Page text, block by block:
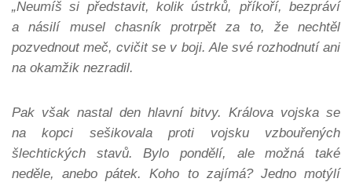
„Neumíš si představit, kolik ústrků, příkoří, bezpráví
a násilí musel chasník protrpět za to, že nechtěl
pozvednout meč, cvičit se v boji. Ale své rozhodnutí ani
na okamžik nezradil.
Pak však nastal den hlavní bitvy. Králova vojska se
na kopci sešikovala proti vojsku vzbouřených
šlechtických stavů. Bylo pondělí, ale možná také
neděle, anebo pátek. Koho to zajímá? Jedno motýlí